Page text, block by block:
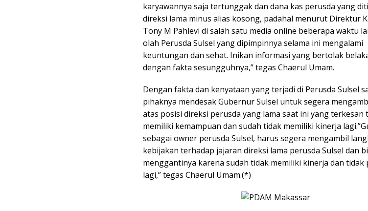
karyawannya saja tertunggak dan dana kas perusda yang
direksi lama minus alias kosong, padahal menurut Direktur
Tony M Pahlevi di salah satu media online beberapa waktu
olah Perusda Sulsel yang dipimpinnya selama ini mengalami
keuntungan dan sehat. Inikan informasi yang bertolak
dengan fakta sesungguhnya,” tegas Chaerul Umam.
Dengan fakta dan kenyataan yang terjadi di Perusda Sulsel
pihaknya mendesak Gubernur Sulsel untuk segera
atas posisi direksi perusda yang lama saat ini yang terkesan
memiliki kemampuan dan sudah tidak memiliki kinerja
sebagai owner perusda Sulsel, harus segera mengambil
kebijakan terhadap jajaran direksi lama perusda Sulsel dan
menggantinya karena sudah tidak memiliki kinerja dan
lagi,” tegas Chaerul Umam.(*)